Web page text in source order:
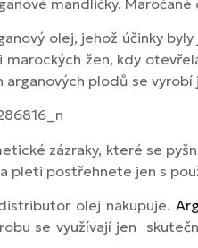
olej, jehož účinky
žen, kdy
plodů se
zázraky, které se
pleti postřehnete jen s
olej nakupuje.
se využívají jen